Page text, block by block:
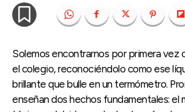
Solemos encontrarnos por primera vez
el colegio, reconociéndolo como ese
brillante que bulle en un termómetro.
enseñan dos hechos fundamentales: el